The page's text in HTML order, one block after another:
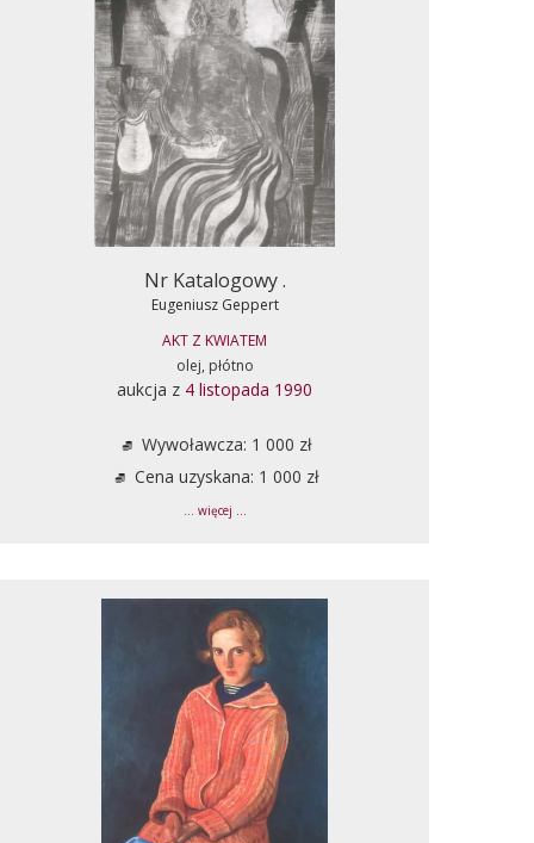
Nr Katalogowy .
Eugeniusz Geppert
AKT Z KWIATEM
olej, płótno
aukcja z 4 listopada 1990
Wywoławcza: 1 000 zł
Cena uzyskana: 1 000 zł
... więcej ...